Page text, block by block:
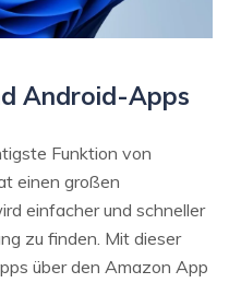
Android-Apps
Funktion von
einen großen
einfacher und schneller
zu finden. Mit dieser
über den Amazon App